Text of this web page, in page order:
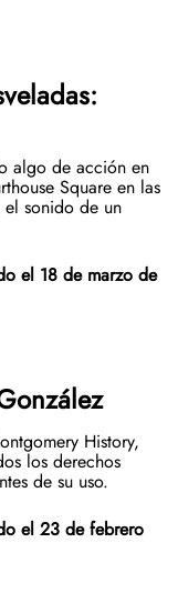
algo de acción en
Square en las
el sonido de un
el 18 de marzo de
History,
los derechos
de su uso.
el 23 de febrero